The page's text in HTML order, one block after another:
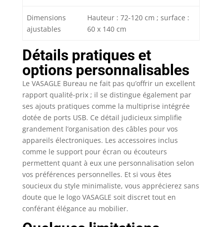
Dimensions
ajustables
Hauteur : 72-120 cm ; surface :
60 x 140 cm
Détails pratiques et
options personnalisables
Le VASAGLE Bureau ne fait pas qu’offrir un excellent
rapport qualité-prix ; il se distingue également par
ses ajouts pratiques comme la multiprise intégrée
dotée de ports USB. Ce détail judicieux simplifie
grandement l’organisation des câbles pour vos
appareils électroniques. Les accessoires inclus
comme le support pour écran ou écouteurs
permettent quant à eux une personnalisation selon
vos préférences personnelles. Et si vous êtes
soucieux du style minimaliste, vous apprécierez sans
doute que le logo VASAGLE soit discret tout en
conférant élégance au mobilier.